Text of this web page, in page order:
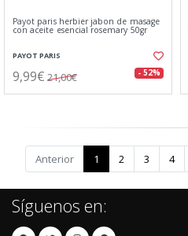
Payot paris herbier jabon de masage
con aceite esencial rosemary 50gr
PAYOT PARIS
9,99€ 21,00€ - 52%
Anterior 1 2 3 4
Síguenos en: